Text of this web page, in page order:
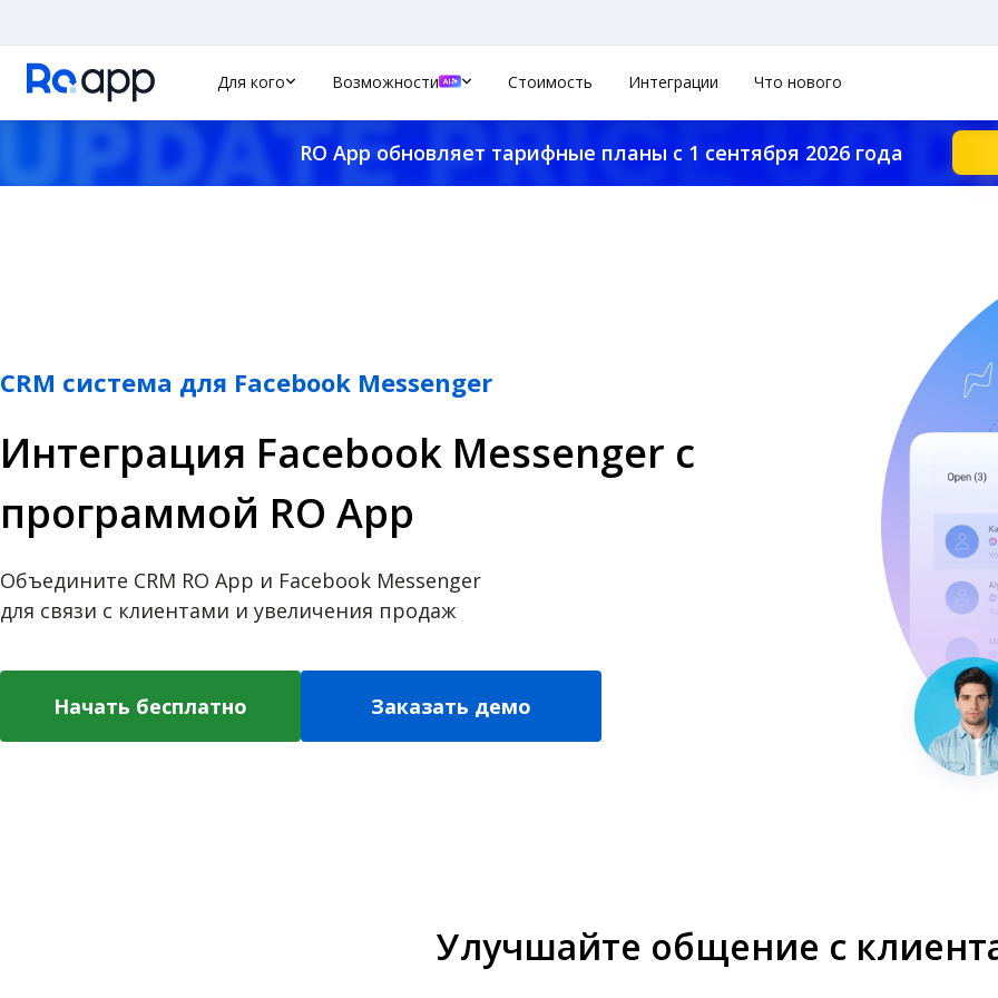
Для кого Возможности Стоимость Интеграции Что нового
RO App обновляет тарифные планы с 1 сентября 2026 года
CRM система для Facebook Messenger
Интеграция Facebook Messenger с
программой RO App
Объедините CRM RO App и Facebook Messenger
для связи с клиентами и увеличения продаж
Начать бесплатно Заказать демо
Улучшайте общение с